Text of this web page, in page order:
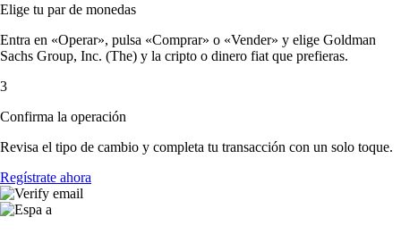
Elige tu par de monedas
Entra en «Operar», pulsa «Comprar» o «Vender» y elige Goldman
Sachs Group, Inc. (The) y la cripto o dinero fiat que prefieras.
3
Confirma la operación
Revisa el tipo de cambio y completa tu transacción con un solo toque.
Regístrate ahora